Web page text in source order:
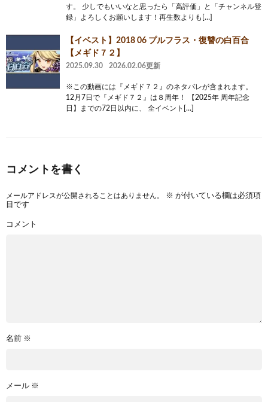
す。 少しでもいいなと思ったら「高評価」と「チャンネル登
録」よろしくお願いします！再生数よりも[…]
【イベスト】2018 06 プルフラス・復讐の白百合
【メギド７２】
2025.09.30 2026.02.06更新
※この動画には『メギド７２』のネタバレが含まれます。
12月7日で『メギド７２』は８周年！ 【2025年 周年記念
日】までの72日以内に、 全イベント[…]
コメントを書く
メールアドレスが公開されることはありません。 ※ が付いている欄は必須項
目です
コメント
名前 ※
メール ※